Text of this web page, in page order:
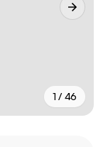
1 / 46